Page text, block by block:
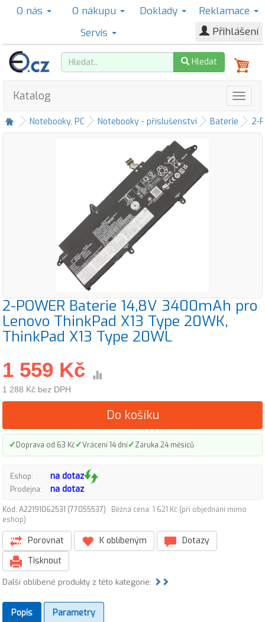
O nás O nákupu Doklady
Reklamace
Servis
Přihlášení
Hledat
Katalog
Notebooky, PC Notebooky - příslušenství Baterie 2-
2-POWER Baterie 14,8V 3400mAh pro
Lenovo ThinkPad X13 Type 20WK,
ThinkPad X13 Type 20WL
1 559 Kč
1 288 Kč bez DPH
Do košíku
✓Doprava od 63 Kč✓Vrácení 14 dní✓Záruka 24 měsíců
Eshop: na dotaz
Prodejna: na dotaz
Kód: A22191062531 (77055537)
Běžná cena: 1 621 Kč (při objednání mimo
eshop)
Porovnat K oblíbeným
Dotazy
Tisknout
Další oblíbené produkty z této kategorie:
Popis Parametry